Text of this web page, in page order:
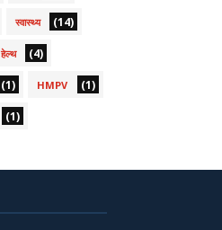
स्वास्थ्य (14)
हेल्थ (4)
(1) HMPV (1)
(1)